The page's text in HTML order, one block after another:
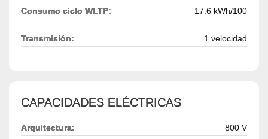
Consumo ciclo WLTP: 17.6 kWh/100
Transmisión: 1 velocidad
CAPACIDADES ELÉCTRICAS
Arquitectura: 800 V